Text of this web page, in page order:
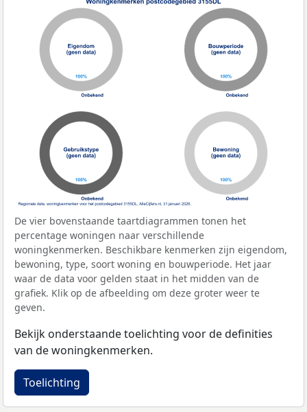
De vier bovenstaande taartdiagrammen tonen het
percentage woningen naar verschillende
woningkenmerken. Beschikbare kenmerken zijn eigendom,
bewoning, type, soort woning en bouwperiode. Het jaar
waar de data voor gelden staat in het midden van de
grafiek. Klik op de afbeelding om deze groter weer te
geven.
Bekijk onderstaande toelichting voor de definities
van de woningkenmerken.
Toelichting